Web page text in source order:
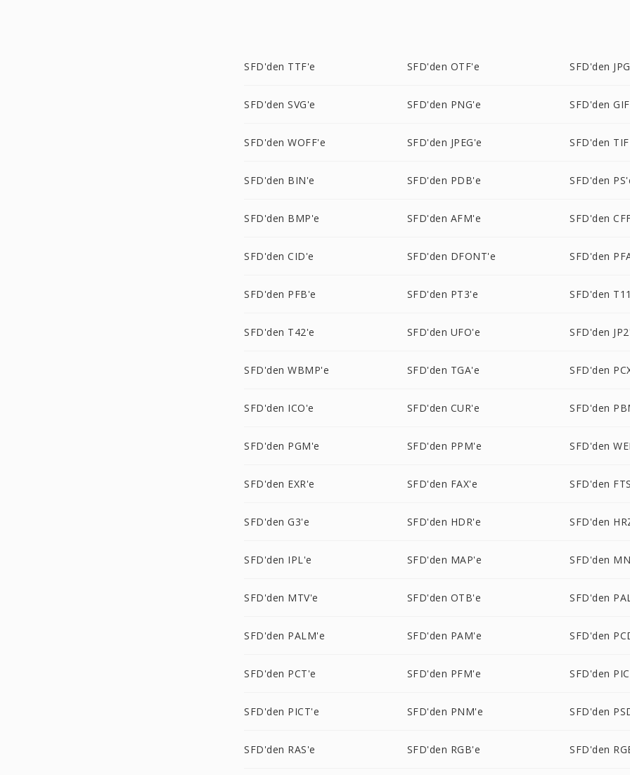
SFD'den TTF'e SFD'den OTF'e SFD'den
SFD'den SVG'e SFD'den PNG'e SFD'den
SFD'den WOFF'e SFD'den JPEG'e SFD'den
SFD'den BIN'e SFD'den PDB'e SFD'den
SFD'den BMP'e SFD'den AFM'e SFD'den
SFD'den CID'e SFD'den DFONT'e SFD'den
SFD'den PFB'e SFD'den PT3'e SFD'den
SFD'den T42'e SFD'den UFO'e SFD'den
SFD'den WBMP'e SFD'den TGA'e SFD'den
SFD'den ICO'e SFD'den CUR'e SFD'den
SFD'den PGM'e SFD'den PPM'e SFD'den
SFD'den EXR'e SFD'den FAX'e SFD'den
SFD'den G3'e SFD'den HDR'e SFD'den
SFD'den IPL'e SFD'den MAP'e SFD'den
SFD'den MTV'e SFD'den OTB'e SFD'den
SFD'den PALM'e SFD'den PAM'e SFD'den
SFD'den PCT'e SFD'den PFM'e SFD'den
SFD'den PICT'e SFD'den PNM'e SFD'den
SFD'den RAS'e SFD'den RGB'e SFD'den